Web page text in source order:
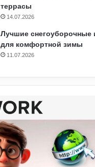
террасы
14.07.2026
Лучшие снегоуборочные
для комфортной зимы
11.07.2026